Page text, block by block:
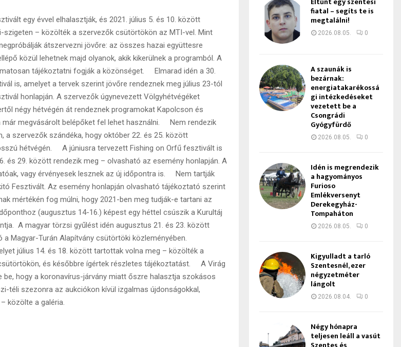
egy évvel elhalasztják, és 2021. július 5. és 10. között
szigeten – közölték a szervezők csütörtökön az MTI-vel. Mint
átszervezni jövőre: az összes hazai együttesre
közül lehetnek majd olyanok, akik kikerülnek a programból. A
tájékoztatni fogják a közönséget. Elmarad idén a 30.
is, amelyet a tervek szerint jövőre rendeznek meg július 23-tól
honlapján. A szervezők úgynevezett Völgyhétvégéket
négy hétvégén át rendeznek programokat Kapolcson és
már megvásárolt belépőket fel lehet használni. Nem rendezik
a szervezők szándéka, hogy október 22. és 25. között
hétvégén. A júniusra tervezett Fishing on Orfű fesztivált is
és 29. között rendezik meg – olvasható az esemény honlapján. A
vagy érvényesek lesznek az új időpontra is. Nem tartják
Fesztivált. Az esemény honlapján olvasható tájékoztató szerint
mértékén fog múlni, hogy 2021-ben meg tudják-e tartani az
(augusztus 14-16.) képest egy héttel csúszik a Kurultáj
A magyar törzsi gyűlést idén augusztus 21. és 23. között
Magyar-Turán Alapítvány csütörtöki közleményében.
július 14. és 18. között tartottak volna meg – közölték a
és későbbre ígértek részletes tájékoztatást. A Virág
hogy a koronavírus-járvány miatt őszre halasztja szokásos
téli szezonra az aukciókon kívül izgalmas újdonságokkal,
közölte a galéria.
fiatal – segíts te is
megtalálni!
2026.08.05. 0
A szaunák is
bezárnak:
energiatakarékossá
gi intézkedéseket
vezetett be a
Csongrádi
Gyógyfürdő
2026.08.05. 0
Idén is megrendezik
a hagyományos
Furioso
Emlékversenyt
Derekegyház-
Tompaháton
2026.08.05. 0
Kigyulladt a tarló
Szentesnél, ezer
négyzetméter
lángolt
2026.08.04. 0
Négy hónapra
teljesen leáll a vasút